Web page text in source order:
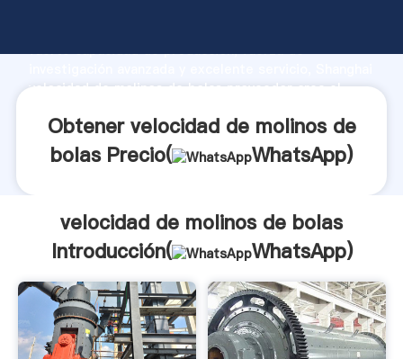
fuerte capacidad de producción, fuerza de
velocidad de molinos de bolas proveedor crea el
Obtener velocidad de molinos de
bolas Precio(
WhatsApp)
velocidad de molinos de bolas
Introducción(
WhatsApp)